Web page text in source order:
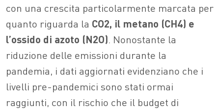
con una crescita particolarmente marcata per
quanto riguarda la CO2, il metano (CH4) e
l’ossido di azoto (N2O). Nonostante la
riduzione delle emissioni durante la
pandemia, i dati aggiornati evidenziano che i
livelli pre-pandemici sono stati ormai
raggiunti, con il rischio che il budget di